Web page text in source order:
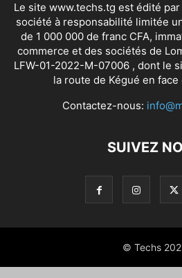
Le site www.techs.tg est édité par
société à responsabilité limitée
de 1 000 000 de franc CFA,
commerce et des sociétés de
LFW-01-2022-M-07006 , dont le
la route de Kégué en face
Contactez-nous:
SUIVEZ
© Techs